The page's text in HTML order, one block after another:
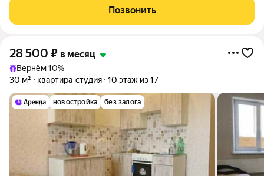
наслаждались воздухом и светом, а не тратили время на
перестановку мебели. Квартира
Позвонить
28 500 ₽ в месяц
Вернём 10%
30 м²
квартира-студия 10 этаж из 17
новостройка без залога